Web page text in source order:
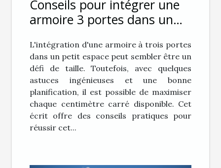
Conseils pour intégrer une
armoire 3 portes dans un
L'intégration d'une armoire à trois portes
dans un petit espace peut sembler être un
défi de taille. Toutefois, avec quelques
astuces ingénieuses et une bonne
planification, il est possible de maximiser
chaque centimètre carré disponible. Cet
écrit offre des conseils pratiques pour
réussir cet...